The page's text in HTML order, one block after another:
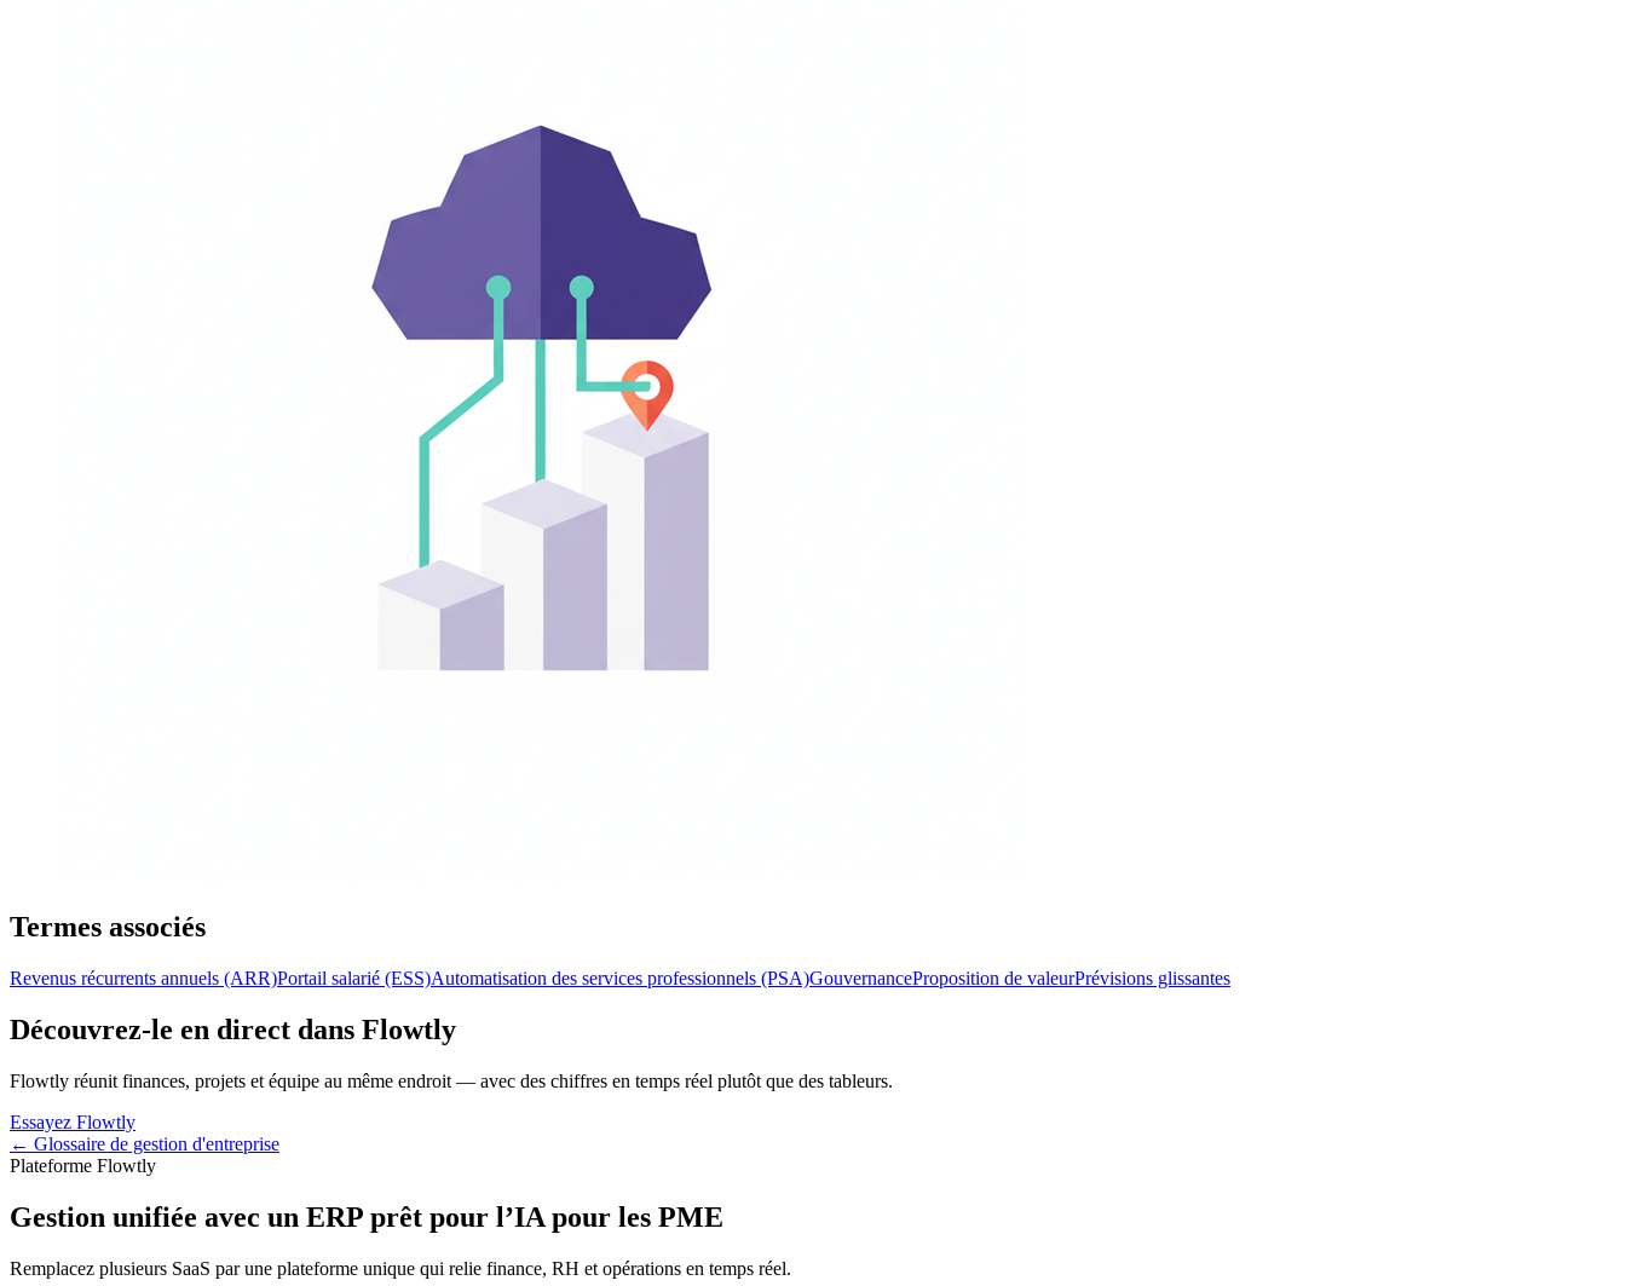
Termes associés
Revenus récurrents annuels (ARR)Portail salarié (ESS)Automatisation des services professionnels (PSA)GouvernanceProposition de valeurPrévisions glissantes
Découvrez-le en direct dans Flowtly
Flowtly réunit finances, projets et équipe au même endroit — avec des chiffres en temps réel plutôt que des tableurs.
Essayez Flowtly
← Glossaire de gestion d'entreprise
Plateforme Flowtly
Gestion unifiée avec un ERP prêt pour l’IA pour les PME
Remplacez plusieurs SaaS par une plateforme unique qui relie finance, RH et opérations en temps réel.